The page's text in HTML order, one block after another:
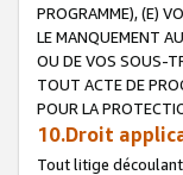
PROGRAMME), (E)
LE MANQUEMENT
OU DE VOS SOUS-
TOUT ACTE DE
POUR LA
10.Droit
Tout litige